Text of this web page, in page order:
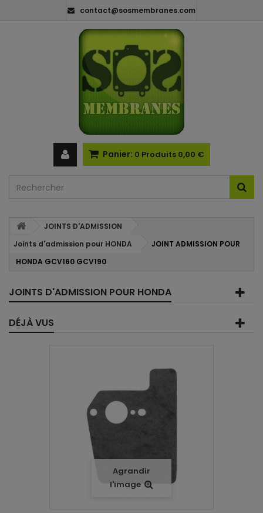
contact@sosmembranes.com
Panier: 0 Produits 0,00 €
JOINTS D'ADMISSION
Joints d'admission pour HONDA
JOINT ADMISSION POUR
HONDA GCV160 GCV190
JOINTS D'ADMISSION POUR HONDA
DÉJÀ VUS
Agrandir
l'image